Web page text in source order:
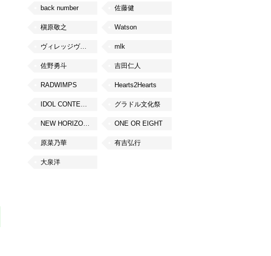
back number 佐藤健
槇原敬之 Watson
ヴィレッジヴァンガード mlk
佐野勇斗 吉田仁人
RADWIMPS Hearts2Hearts
IDOL CONTENT EXPO グラドル文化祭
NEW HORIZON FEST ONE OR EIGHT
原菜乃華 有吉弘行
大泉洋